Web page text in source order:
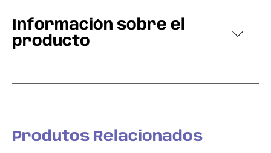
Información sobre el
producto
Produtos Relacionados